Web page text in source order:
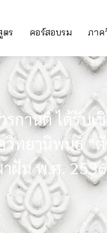
ตร คอร์สอบรม ภา
รกานต์ ได้รับเ
ทยานิพนธ์ “ตั
ฝัน พ.ศ.